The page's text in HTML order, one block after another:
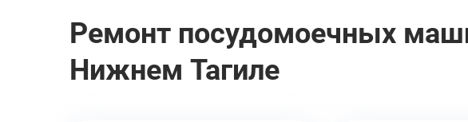
Ремонт посудомоечных
Нижнем Тагиле